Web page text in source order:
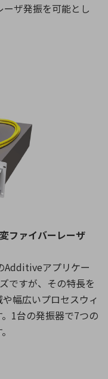
ザ発振を可能とし
ファイバーレーザ
Additiveアプリケー
ですが、その特長を
幅広いプロセスウィ
1台の発振器で7つの